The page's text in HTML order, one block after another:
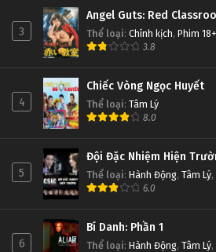
3
Angel Guts: Red
Thể loại: Chính kịch, Phim 18+
3.8
4
Chiếc Vòng Ngọc Huyết
Thể loại: Tâm Lý
8.0
5
Đội Đặc Nhiệm Hiện
Thể loại: Hành Động, Tâm Lý,
6.0
6
Bí Danh: Phần 1
Thể loại: Hành Động, Tâm Lý,